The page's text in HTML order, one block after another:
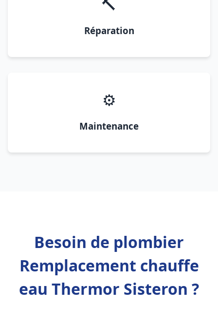
Réparation
⚙️
Maintenance
Besoin de plombier
Remplacement chauffe
eau Thermor Sisteron ?